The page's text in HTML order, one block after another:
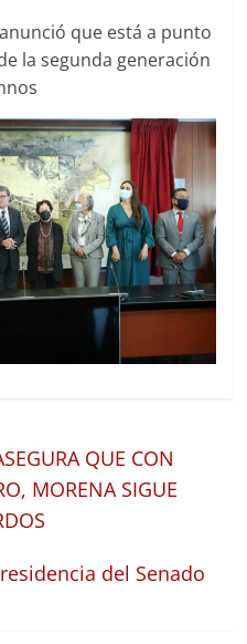
que está a punto
la segunda generación
QUE CON
MORENA SIGUE
del Senado